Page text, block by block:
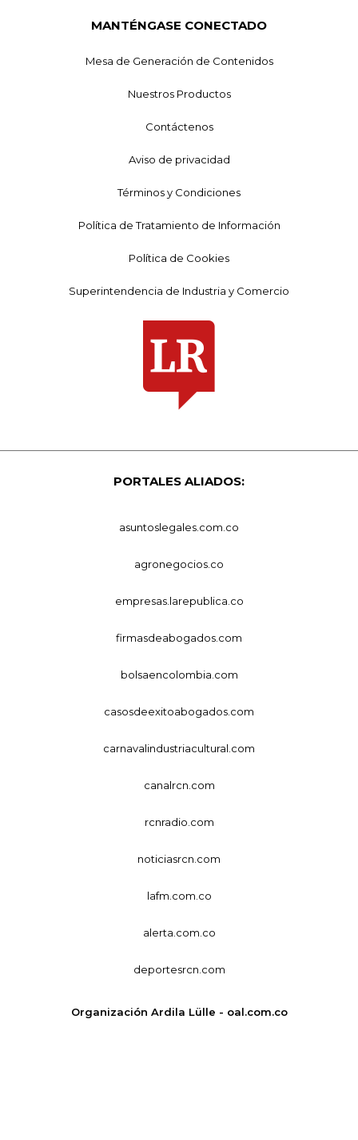
MANTÉNGASE CONECTADO
Mesa de Generación de Contenidos
Nuestros Productos
Contáctenos
Aviso de privacidad
Términos y Condiciones
Política de Tratamiento de Información
Política de Cookies
Superintendencia de Industria y Comercio
PORTALES ALIADOS:
asuntoslegales.com.co
agronegocios.co
empresas.larepublica.co
firmasdeabogados.com
bolsaencolombia.com
casosdeexitoabogados.com
carnavalindustriacultural.com
canalrcn.com
rcnradio.com
noticiasrcn.com
lafm.com.co
alerta.com.co
deportesrcn.com
Organización Ardila Lülle - oal.com.co